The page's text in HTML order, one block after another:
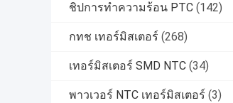
ชิปการทําความร้อน PTC (142)
กทช เทอร์มิสเตอร์ (268)
เทอร์มิสเตอร์ SMD NTC (34)
พาวเวอร์ NTC เทอร์มิสเตอร์ (3)